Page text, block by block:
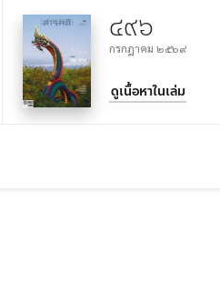
๔๙๖
กรกฎาคม ๒๕๖๙
ดูเนื้อหาในเล่ม